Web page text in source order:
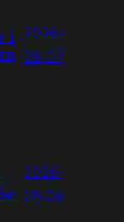
i 2026-
08-07
2026-
08-06